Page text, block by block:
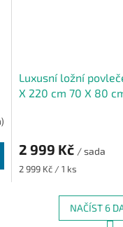
Luxusní ložní
X 220 cm 70 X 80
2 999 Kč / sada
Měrná
2 999 Kč / 1 ks
NAČÍST 6